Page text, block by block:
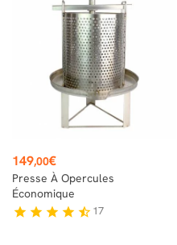
Prix
149,00€
Presse À Opercules
Économique
star star star star star_half 17